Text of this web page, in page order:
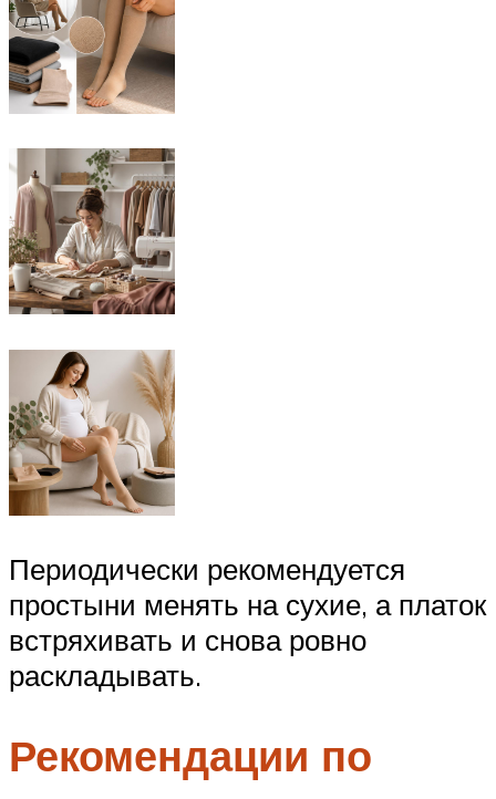
Периодически рекомендуется
простыни менять на сухие, а платок
встряхивать и снова ровно
раскладывать.
Рекомендации по